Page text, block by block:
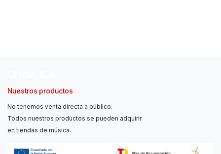
Nuestros productos
No tenemos venta directa a público.
Todos nuestros productos se pueden adquirir
en tiendas de música.